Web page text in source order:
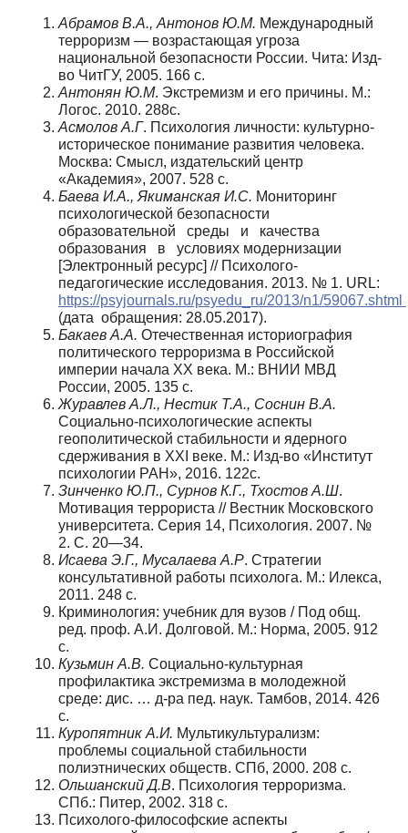
Абрамов В.А., Антонов Ю.М. Международный
терроризм — возрастающая угроза
национальной безопасности России. Чита: Изд-
во ЧитГУ, 2005. 166 с.
Антонян Ю.М. Экстремизм и его причины. М.:
Логос. 2010. 288с.
Асмолов А.Г. Психология личности: культурно-
историческое понимание развития человека.
Москва: Смысл, издательский центр
«Академия», 2007. 528 с.
Баева И.А., Якиманская И.С. Мониторинг
психологической безопасности
образовательной среды и качества
образования в условиях модернизации
[Электронный ресурс] // Психолого-
педагогические исследования. 2013. № 1. URL:
https://psyjournals.ru/psyedu_ru/2013/n1/59067.shtml
(дата обращения: 28.05.2017).
Бакаев А.А. Отечественная историография
политического терроризма в Российской
империи начала XX века. М.: ВНИИ МВД
России, 2005. 135 с.
Журавлев А.Л., Нестик Т.А., Соснин В.А.
Социально-психологические аспекты
геополитической стабильности и ядерного
сдерживания в ХХI веке. М.: Изд-во «Институт
психологии РАН», 2016. 122с.
Зинченко Ю.П., Сурнов К.Г., Тхостов А.Ш.
Мотивация террориста // Вестник Московского
университета. Серия 14, Психология. 2007. №
2. С. 20—34.
Исаева Э.Г., Мусалаева А.Р. Стратегии
консультативной работы психолога. М.: Илекса,
2011. 248 с.
Криминология: учебник для вузов / Под общ.
ред. проф. А.И. Долговой. М.: Норма, 2005. 912
с.
Кузьмин А.В. Социально-культурная
профилактика экстремизма в молодежной
среде: дис. … д-ра пед. наук. Тамбов, 2014. 426
с.
Куропятник А.И. Мультикультурализм:
проблемы социальной стабильности
полиэтнических обществ. СПб, 2000. 208 с.
Ольшанский Д.В. Психология терроризма.
СПб.: Питер, 2002. 318 с.
Психолого-философские аспекты